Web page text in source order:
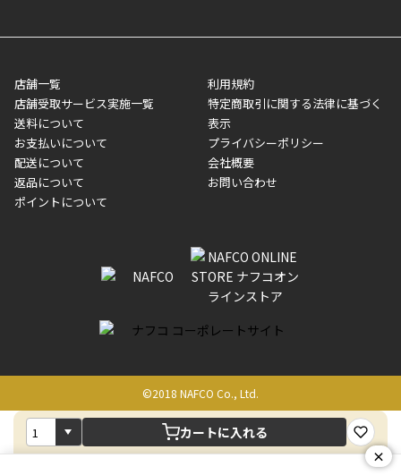
カートに入れる
■商品によっては一部決済方法が使用できない場合がございま
す。
業日にてお引渡しとなります。(離島などの場合、例外もあります)
メーカー直送品など一部商品については、その他商品との購入に
制限がかかる場合がございます。また発送日についても、通常と
異なる場合がございます。対象商品の説明ページをご確認くださ
い。
■店舗受取をご選択いただいた場合
ご注文が確認出来次第、お受取される店舗在庫を使用してご準備
をさせていただきます。店舗に在庫がない場合は店舗よりお取り
いただく場合がございます。店舗準備でのお渡しとなる為、商品
のみの受け渡しとなります。（箱や納品書は付属しておりませ
ん）店舗で準備が出来次第、メールにてご連絡させていただきま
店舗一覧
店舗受取サービス実施一覧
送料について
お支払いについて
配送について
返品について
ポイントについて
利用規約
特定商取引に関する法律に基づく
表示
プライバシーポリシー
会社概要
お問い合わせ
©2018 NAFCO Co., Ltd.
×